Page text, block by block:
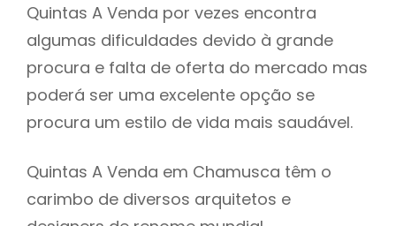
Quintas A Venda por vezes encontra
algumas dificuldades devido à grande
procura e falta de oferta do mercado mas
poderá ser uma excelente opção se
procura um estilo de vida mais saudável.
Quintas A Venda em Chamusca têm o
carimbo de diversos arquitetos e